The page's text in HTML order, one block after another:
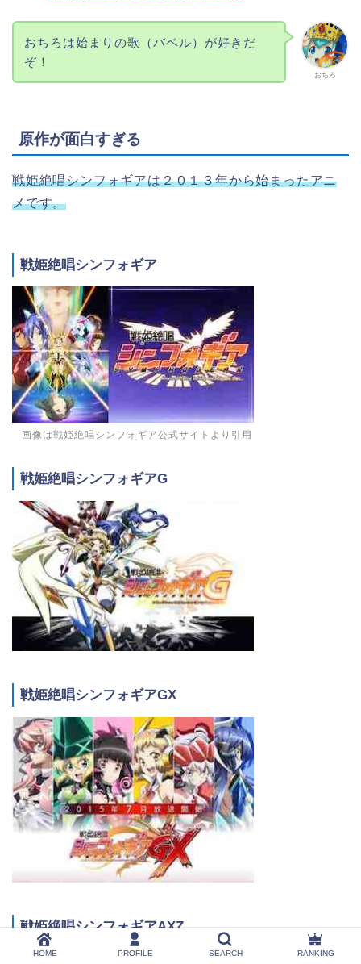
おちろ
おちろは始まりの歌（バベル）が好きだ
ぞ！
原作が面白すぎる
戦姫絶唱シンフォギアは２０１３年から始まったアニ
メです。
戦姫絶唱シンフォギア
画像は戦姫絶唱シンフォギア公式サイト より引用
戦姫絶唱シンフォギアG
戦姫絶唱シンフォギアGX
戦姫絶唱シンフォギアAXZ
HOME PROFILE SEARCH RANKING